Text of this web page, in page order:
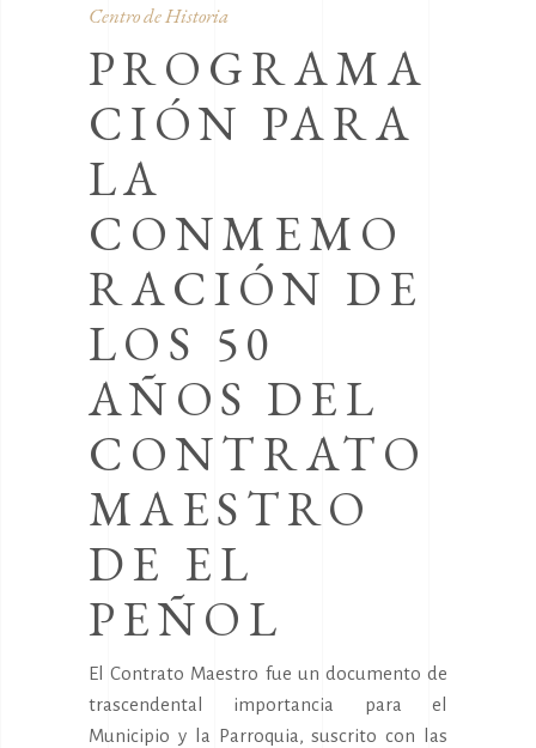
Centro de Historia
PROGRAMA
CIÓN PARA
LA
CONMEMO
RACIÓN DE
LOS 50
AÑOS DEL
CONTRATO
MAESTRO
DE EL
PEÑOL
El Contrato Maestro fue un documento de
trascendental importancia para el
Municipio y la Parroquia, suscrito con las